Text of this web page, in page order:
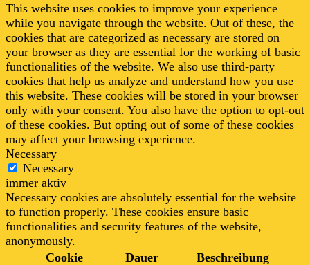
This website uses cookies to improve your experience
while you navigate through the website. Out of these, the
cookies that are categorized as necessary are stored on
your browser as they are essential for the working of basic
functionalities of the website. We also use third-party
cookies that help us analyze and understand how you use
this website. These cookies will be stored in your browser
only with your consent. You also have the option to opt-out
of these cookies. But opting out of some of these cookies
may affect your browsing experience.
Necessary
Necessary
immer aktiv
Necessary cookies are absolutely essential for the website
to function properly. These cookies ensure basic
functionalities and security features of the website,
anonymously.
Cookie
Dauer Beschreibung